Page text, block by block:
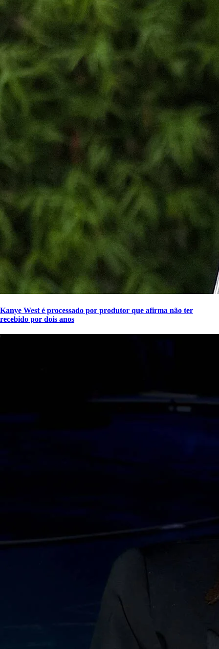
Kanye West é processado por produtor que afirma não ter
recebido por dois anos